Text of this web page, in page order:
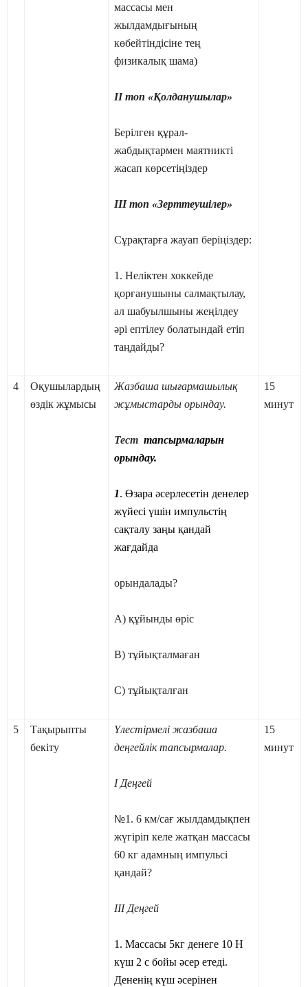
массасы мен
жылдамдығының
көбейтіндісіне тең
физикалық шама)
ІІ топ «Қолданушылар»
Берілген құрал-
жабдықтармен маятникті
жасап көрсетіңіздер
ІІІ топ «Зерттеушілер»
Сұрақтарға жауап беріңіздер:
1. Неліктен хоккейде
қорғанушыны салмақтылау,
ал шабуылшыны жеңілдеу
әрі ептілеу болатындай етіп
таңдайды?
4
Оқушылардың
өздік жұмысы
Жазбаша шығармашылық
жұмыстарды орындау.
Тест тапсырмаларын
орындау.
1. Өзара әсерлесетін денелер
жүйесі үшін импульстің
сақталу заңы қандай
жағдайда
орындалады?
А) құйынды өріс
В) тұйықталмаған
С) тұйықталған
15
минут
5
Тақырыпты
бекіту
Үлестірмелі жазбаша
деңгейлік тапсырмалар.
І Деңгей
№1. 6 км/сағ жылдамдықпен
жүгіріп келе жатқан массасы
60 кг адамның импульсі
қандай?
ІІІ Деңгей
1 . Массасы 5кг денеге 10 Н
күш 2 с бойы әсер етеді.
Дененің күш әсерінен
15
минут